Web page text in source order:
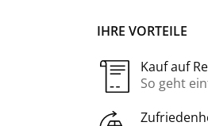
IHRE VORTEILE
Kauf auf
So geht